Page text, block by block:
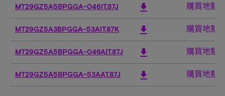
MT29GZ5A5BPGGA-046IT.87J download 購買地點
MT29GZ5A3BPGGA-53AIT.87K download 購買地點
MT29GZ5A5BPGGA-046AIT.87J download 購買地點
MT29GZ5A5BPGGA-53AAT.87J download 購買地點